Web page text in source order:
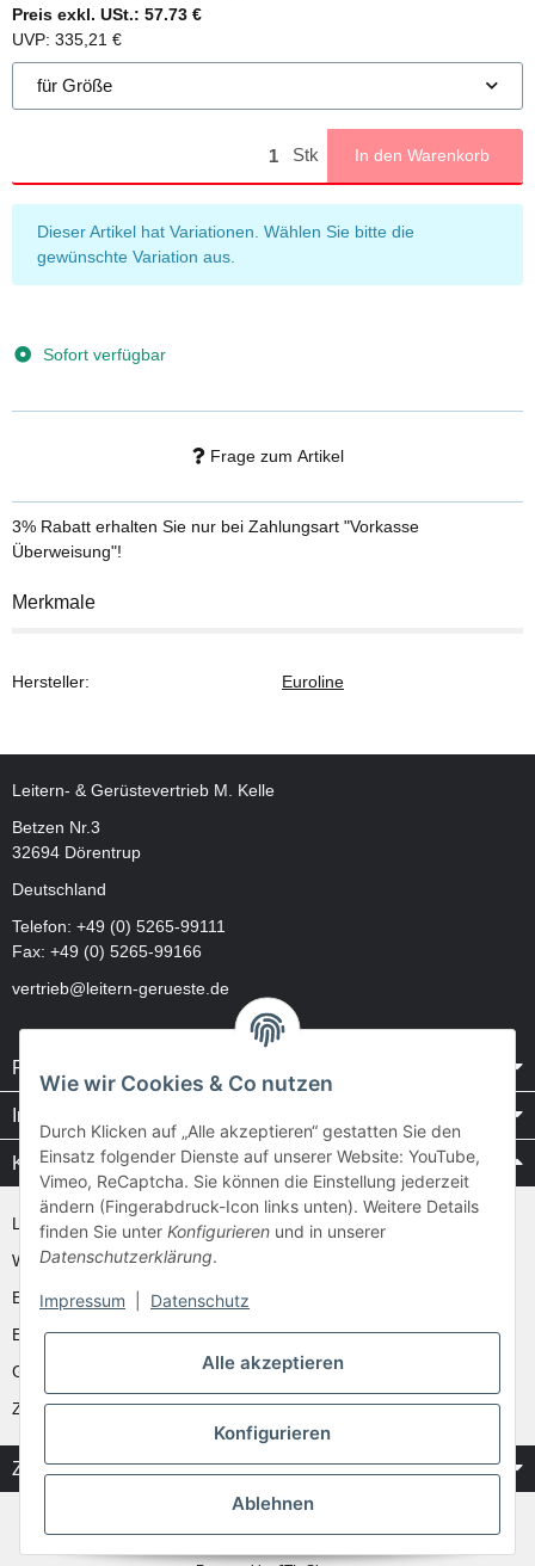
Preis exkl. USt.: 57.73 €
UVP: 335,21 €
für Größe
Stk In den Warenkorb
x
Dieser Artikel hat Variationen. Wählen Sie bitte die
gewünschte Variation aus.
Sofort verfügbar
Frage zum Artikel
3% Rabatt erhalten Sie nur bei Zahlungsart "Vorkasse
Überweisung"!
Merkmale
Hersteller: Euroline
Leitern- & Gerüstevertrieb M. Kelle
Betzen Nr.3
32694 Dörentrup
Deutschland
Telefon: +49 (0) 5265-99111
Fax: +49 (0) 5265-99166
vertrieb@leitern-gerueste.de
Rechtliches
Informationen
Kataloge / Videos
Layher Videos und Downloads
WAKÜ
Ernst
Euroline
Günzburger
Zarges
Zahlung & Versand
* Alle Preise inkl. gesetzlicher USt.
** gilt für Vorkasse Banküberweisung und Lastschrifteinzug, zzgl.Versand
Wie wir Cookies & Co nutzen
Durch Klicken auf „Alle akzeptieren“ gestatten Sie den
Einsatz folgender Dienste auf unserer Website: YouTube,
Vimeo, ReCaptcha. Sie können die Einstellung jederzeit
ändern (Fingerabdruck-Icon links unten). Weitere Details
finden Sie unter Konfigurieren und in unserer
Datenschutzerklärung.
Impressum Datenschutz
Alle akzeptieren
Konfigurieren
Ablehnen